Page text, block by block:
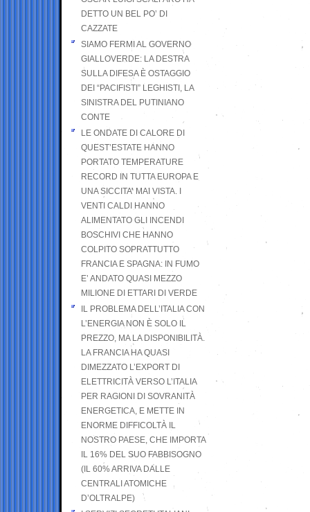
DETTO UN BEL PO’ DI
CAZZATE
SIAMO FERMI AL GOVERNO
GIALLOVERDE: LA DESTRA
SULLA DIFESA È OSTAGGIO
DEI “PACIFISTI” LEGHISTI, LA
SINISTRA DEL PUTINIANO
CONTE
LE ONDATE DI CALORE DI
QUEST’ESTATE HANNO
PORTATO TEMPERATURE
RECORD IN TUTTA EUROPA E
UNA SICCITA’ MAI VISTA. I
VENTI CALDI HANNO
ALIMENTATO GLI INCENDI
BOSCHIVI CHE HANNO
COLPITO SOPRATTUTTO
FRANCIA E SPAGNA: IN FUMO
E’ ANDATO QUASI MEZZO
MILIONE DI ETTARI DI VERDE
IL PROBLEMA DELL’ITALIA CON
L’ENERGIA NON È SOLO IL
PREZZO, MA LA DISPONIBILITÀ.
LA FRANCIA HA QUASI
DIMEZZATO L’EXPORT DI
ELETTRICITÀ VERSO L’ITALIA
PER RAGIONI DI SOVRANITÀ
ENERGETICA, E METTE IN
ENORME DIFFICOLTÀ IL
NOSTRO PAESE, CHE IMPORTA
IL 16% DEL SUO FABBISOGNO
(IL 60% ARRIVA DALLE
CENTRALI ATOMICHE
D’OLTRALPE)